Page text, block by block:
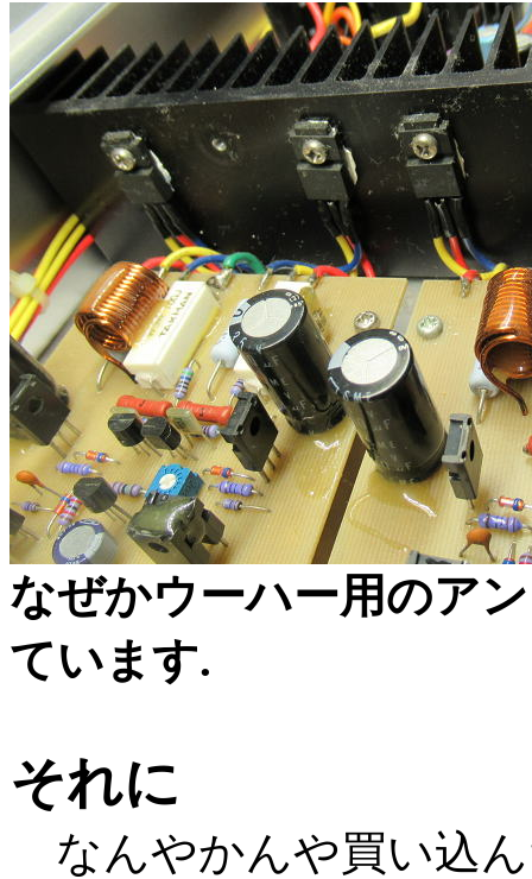
なぜかウーハー用のア
ています.
それに
なんやかんや買い込